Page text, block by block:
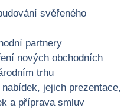
svěřeného
partnery
nových obchodních
trhu
jejich prezentace,
a příprava smluv